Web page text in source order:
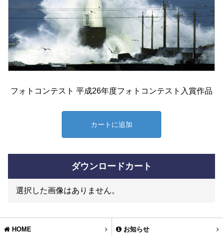
フォトコンテスト 平成26年度フォトコンテスト入賞作品
カートに追加
ダウンロードカート
選択した画像はありません。
HOME お知らせ